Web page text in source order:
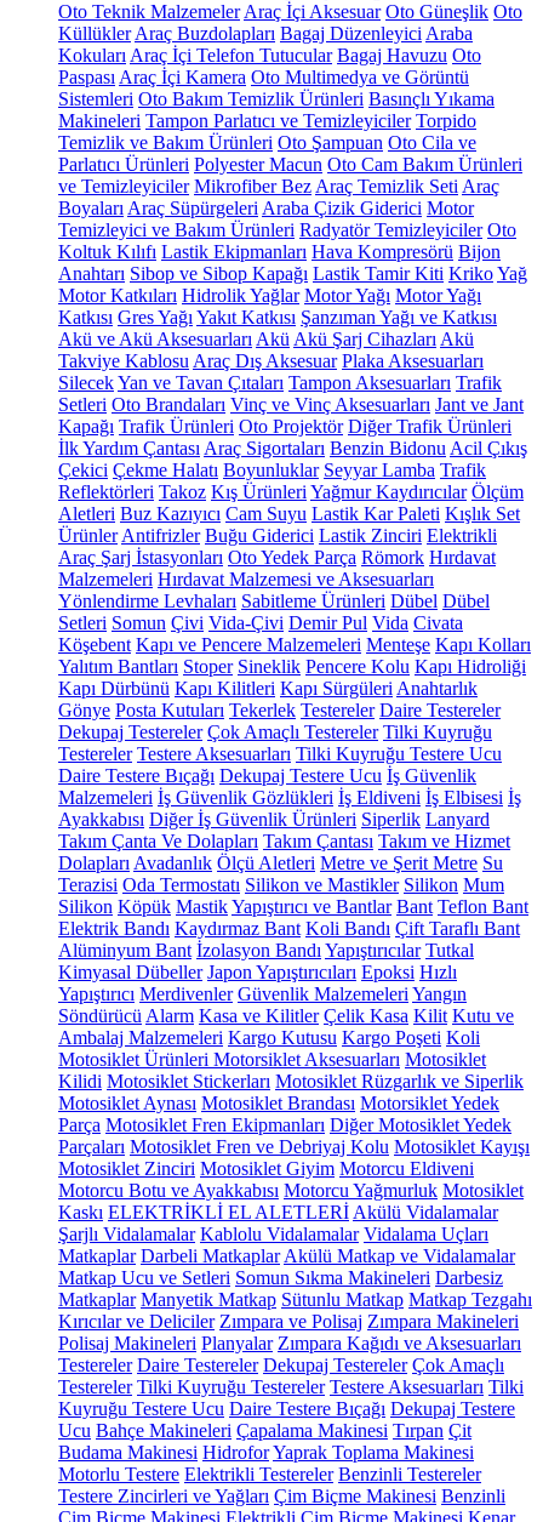
Oto Teknik Malzemeler Araç İçi Aksesuar Oto Güneşlik Oto
Küllükler Araç Buzdolapları Bagaj Düzenleyici Araba
Kokuları Araç İçi Telefon Tutucular Bagaj Havuzu Oto
Paspası Araç İçi Kamera Oto Multimedya ve Görüntü
Sistemleri Oto Bakım Temizlik Ürünleri Basınçlı Yıkama
Makineleri Tampon Parlatıcı ve Temizleyiciler Torpido
Temizlik ve Bakım Ürünleri Oto Şampuan Oto Cila ve
Parlatıcı Ürünleri Polyester Macun Oto Cam Bakım Ürünleri
ve Temizleyiciler Mikrofiber Bez Araç Temizlik Seti Araç
Boyaları Araç Süpürgeleri Araba Çizik Giderici Motor
Temizleyici ve Bakım Ürünleri Radyatör Temizleyiciler Oto
Koltuk Kılıfı Lastik Ekipmanları Hava Kompresörü Bijon
Anahtarı Sibop ve Sibop Kapağı Lastik Tamir Kiti KrikoYağ
Motor Katkıları Hidrolik Yağlar Motor Yağı Motor Yağı
Katkısı Gres Yağı Yakıt Katkısı Şanzıman Yağı ve Katkısı
Akü ve Akü Aksesuarları Akü Akü Şarj Cihazları Akü
Takviye Kablosu Araç Dış Aksesuar Plaka Aksesuarları
SilecekYan ve Tavan Çıtaları Tampon Aksesuarları Trafik
Setleri Oto Brandaları Vinç ve Vinç Aksesuarları Jant ve Jant
Kapağı Trafik Ürünleri Oto Projektör Diğer Trafik Ürünleri
İlk Yardım Çantası Araç Sigortaları Benzin Bidonu Acil Çıkış
Çekici Çekme Halatı Boyunluklar Seyyar Lamba Trafik
Reflektörleri Takoz Kış Ürünleri Yağmur Kaydırıcılar Ölçüm
Aletleri Buz Kazıyıcı Cam Suyu Lastik Kar Paleti Kışlık Set
Ürünler Antifrizler Buğu Giderici Lastik Zinciri Elektrikli
Araç Şarj İstasyonları Oto Yedek Parça Römork Hırdavat
Malzemeleri Hırdavat Malzemesi ve Aksesuarları
Yönlendirme Levhaları Sabitleme Ürünleri Dübel Dübel
Setleri Somun Çivi Vida-Çivi Demir Pul Vida Civata
Köşebent Kapı ve Pencere Malzemeleri Menteşe Kapı Kolları
Yalıtım Bantları Stoper Sineklik Pencere Kolu Kapı Hidroliği
Kapı Dürbünü Kapı Kilitleri Kapı Sürgüleri Anahtarlık
Gönye Posta Kutuları Tekerlek Testereler Daire Testereler
Dekupaj Testereler Çok Amaçlı Testereler Tilki Kuyruğu
Testereler Testere Aksesuarları Tilki Kuyruğu Testere Ucu
Daire Testere Bıçağı Dekupaj Testere Ucu İş Güvenlik
Malzemeleri İş Güvenlik Gözlükleri İş Eldiveni İş Elbisesi İş
Ayakkabısı Diğer İş Güvenlik Ürünleri Siperlik Lanyard
Takım Çanta Ve Dolapları Takım Çantası Takım ve Hizmet
Dolapları Avadanlık Ölçü Aletleri Metre ve Şerit Metre Su
Terazisi Oda Termostatı Silikon ve Mastikler Silikon Mum
Silikon Köpük MastikYapıştırıcı ve Bantlar Bant Teflon Bant
Elektrik Bandı Kaydırmaz Bant Koli Bandı Çift Taraflı Bant
Alüminyum Bant İzolasyon Bandı Yapıştırıcılar Tutkal
Kimyasal Dübeller Japon Yapıştırıcıları Epoksi Hızlı
Yapıştırıcı Merdivenler Güvenlik Malzemeleri Yangın
Söndürücü Alarm Kasa ve Kilitler Çelik Kasa Kilit Kutu ve
Ambalaj Malzemeleri Kargo Kutusu Kargo Poşeti Koli
Motosiklet Ürünleri Motorsiklet Aksesuarları Motosiklet
Kilidi Motosiklet Stickerları Motosiklet Rüzgarlık ve Siperlik
Motosiklet Aynası Motosiklet Brandası Motorsiklet Yedek
Parça Motosiklet Fren Ekipmanları Diğer Motosiklet Yedek
Parçaları Motosiklet Fren ve Debriyaj Kolu Motosiklet Kayışı
Motosiklet Zinciri Motosiklet Giyim Motorcu Eldiveni
Motorcu Botu ve Ayakkabısı Motorcu Yağmurluk Motosiklet
Kaskı ELEKTRİKLİ EL ALETLERİ Akülü Vidalamalar
Şarjlı Vidalamalar Kablolu Vidalamalar Vidalama Uçları
Matkaplar Darbeli Matkaplar Akülü Matkap ve Vidalamalar
Matkap Ucu ve Setleri Somun Sıkma Makineleri Darbesiz
Matkaplar Manyetik Matkap Sütunlu Matkap Matkap Tezgahı
Kırıcılar ve Deliciler Zımpara ve Polisaj Zımpara Makineleri
Polisaj Makineleri Planyalar Zımpara Kağıdı ve Aksesuarları
Testereler Daire Testereler Dekupaj Testereler Çok Amaçlı
Testereler Tilki Kuyruğu Testereler Testere Aksesuarları Tilki
Kuyruğu Testere Ucu Daire Testere Bıçağı Dekupaj Testere
Ucu Bahçe Makineleri Çapalama Makinesi Tırpan Çit
Budama Makinesi HidroforYaprak Toplama Makinesi
Motorlu Testere Elektrikli Testereler Benzinli Testereler
Testere Zincirleri ve Yağları Çim Biçme Makinesi Benzinli
Çim Biçme Makinesi Elektrikli Çim Biçme Makinesi Kenar